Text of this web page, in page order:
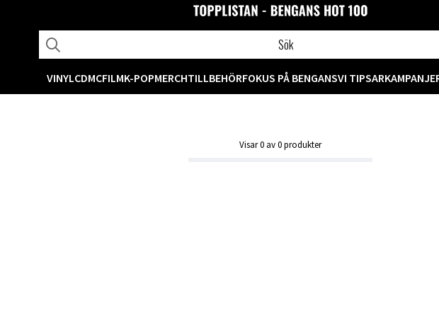
VINYLCDMCFILMK-POPMERCHTILLBEHÖRFOKUS PÅ BENGANSVI TIPSAR
Visar0 av0produkter